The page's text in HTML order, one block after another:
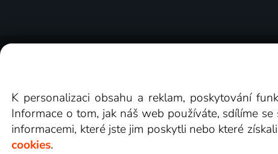
K personalizaci obsahu a reklam, poskytování
Informace o tom, jak náš web používáte, sdílíme
informacemi, které jste jim poskytli nebo které
cookies.